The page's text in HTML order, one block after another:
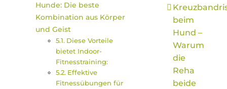
Hunde: Die beste
Kombination aus Körper
und Geist
Diese Vorteile
bietet Indoor-
Fitnesstraining:
Effektive
Fitnessübungen für
beim
Hund –
Warum
die
Reha
beide